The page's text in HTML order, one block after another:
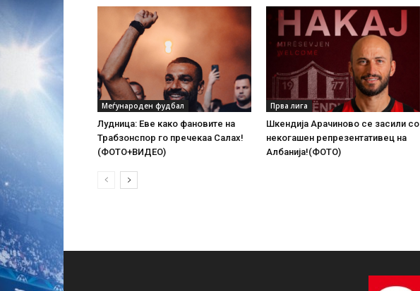
Меѓународен фудбал
Лудница: Еве како фановите на
Трабзонспор го пречекаа Салах!
(ФОТО+ВИДЕО)
Прва лига
Шкендија Арачиново се засили со
некогашен репрезентативец на
Албанија!(ФОТО)